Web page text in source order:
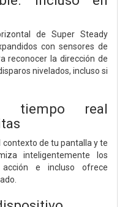
de Super Steady
con sensores de
reconocer la dirección de
nivelados, incluso si
tiempo real
contexto de tu pantalla y te
inteligentemente los
e incluso ofrece